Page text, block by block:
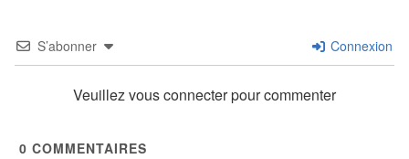
S’abonner Connexion
Veuillez vous connecter pour commenter
0 COMMENTAIRES